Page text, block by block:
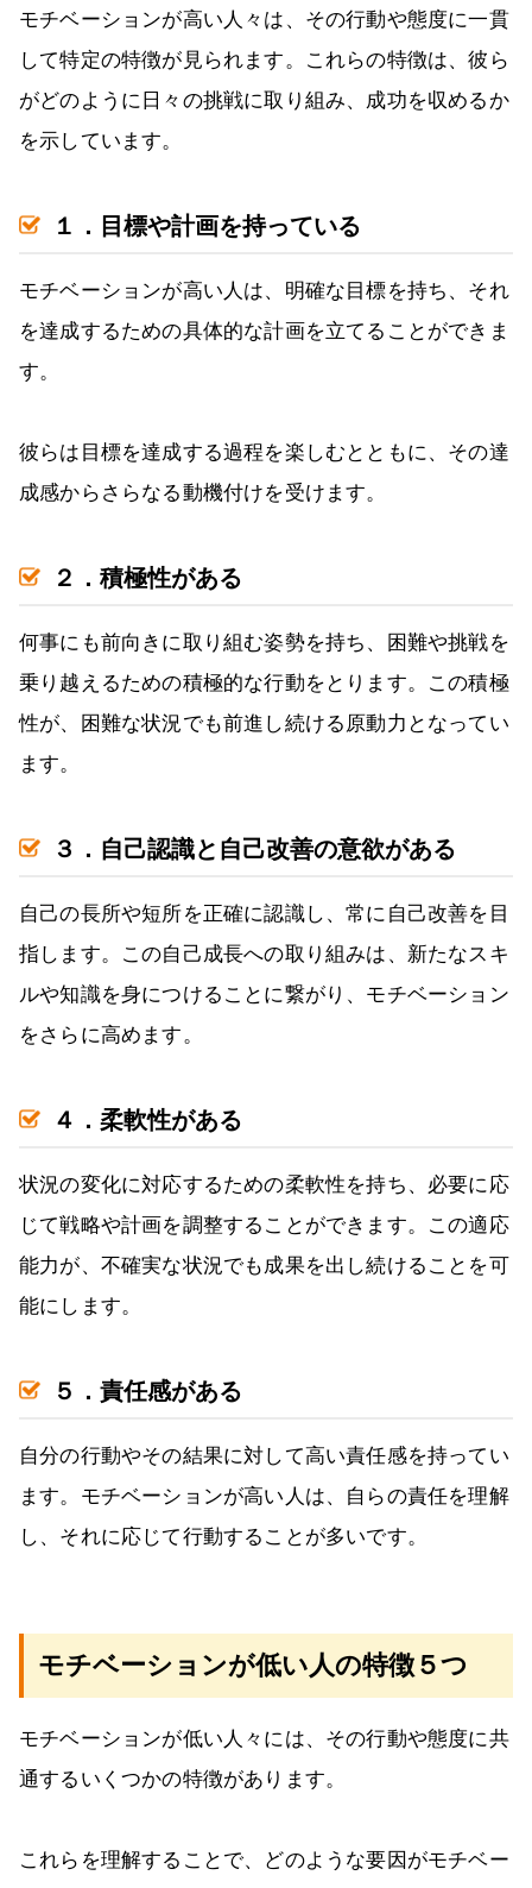
モチベーションが高い人々は、その行動や態度に一貫
して特定の特徴が見られます。これらの特徴は、彼ら
がどのように日々の挑戦に取り組み、成功を収めるか
を示しています。
１．目標や計画を持っている
モチベーションが高い人は、明確な目標を持ち、それ
を達成するための具体的な計画を立てることができま
す。
彼らは目標を達成する過程を楽しむとともに、その達
成感からさらなる動機付けを受けます。
２．積極性がある
何事にも前向きに取り組む姿勢を持ち、困難や挑戦を
乗り越えるための積極的な行動をとります。この積極
性が、困難な状況でも前進し続ける原動力となってい
ます。
３．自己認識と自己改善の意欲がある
自己の長所や短所を正確に認識し、常に自己改善を目
指します。この自己成長への取り組みは、新たなスキ
ルや知識を身につけることに繋がり、モチベーション
をさらに高めます。
４．柔軟性がある
状況の変化に対応するための柔軟性を持ち、必要に応
じて戦略や計画を調整することができます。この適応
能力が、不確実な状況でも成果を出し続けることを可
能にします。
５．責任感がある
自分の行動やその結果に対して高い責任感を持ってい
ます。モチベーションが高い人は、自らの責任を理解
し、それに応じて行動することが多いです。
モチベーションが低い人の特徴５つ
モチベーションが低い人々には、その行動や態度に共
通するいくつかの特徴があります。
これらを理解することで、どのような要因がモチベー